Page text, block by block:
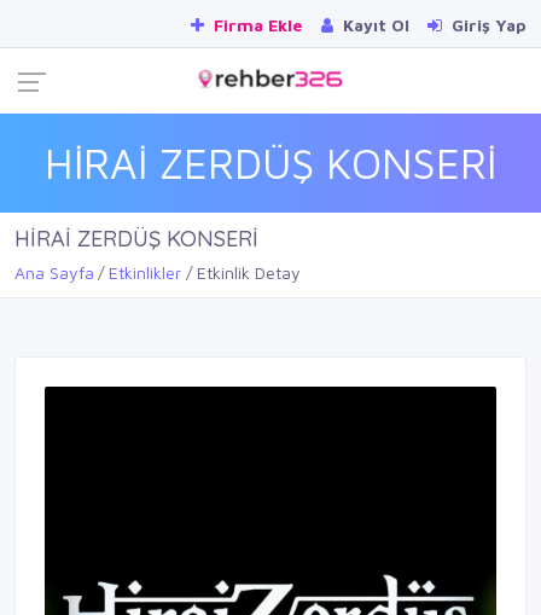
Firma Ekle Kayıt Ol Giriş Yap
HİRAİ ZERDÜŞ KONSERİ
HİRAİ ZERDÜŞ KONSERİ
Ana Sayfa Etkinlikler Etkinlik Detay